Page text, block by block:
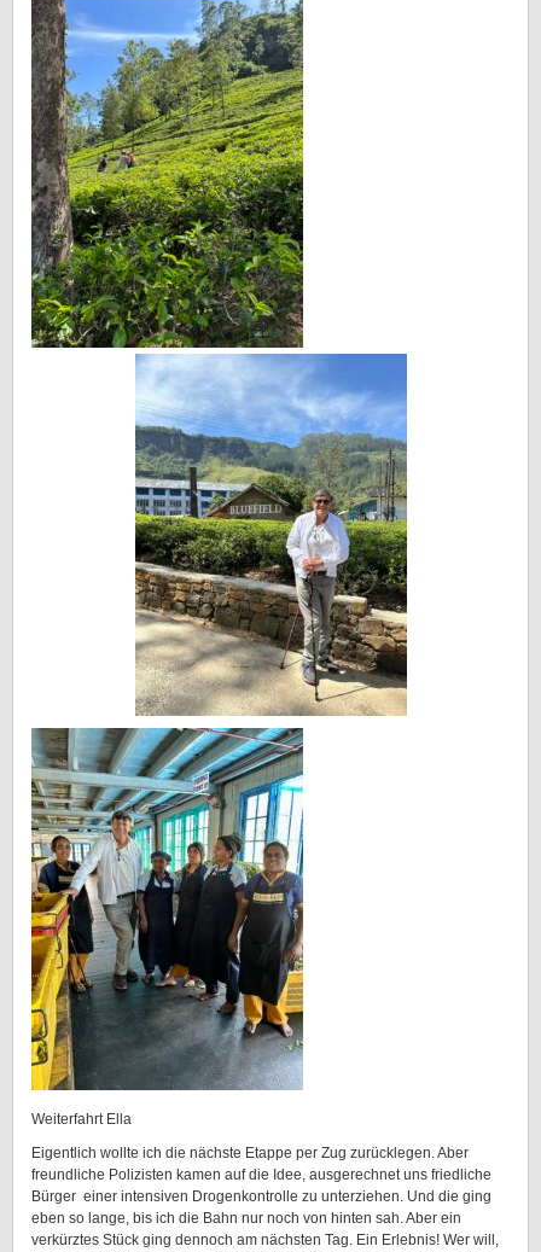
Weiterfahrt Ella
Eigentlich wollte ich die nächste Etappe per Zug zurücklegen. Aber
freundliche Polizisten kamen auf die Idee, ausgerechnet uns friedliche
Bürger einer intensiven Drogenkontrolle zu unterziehen. Und die ging
eben so lange, bis ich die Bahn nur noch von hinten sah. Aber ein
verkürztes Stück ging dennoch am nächsten Tag. Ein Erlebnis! Wer will,